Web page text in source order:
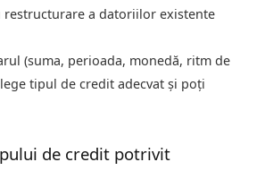
restructurare a datoriilor existente
(suma, perioada, monedă, ritm de
tipul de credit adecvat și poți
de credit potrivit